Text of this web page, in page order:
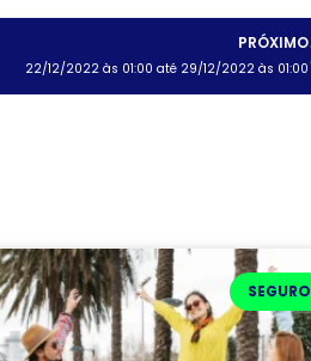
PRÓXIMO
22/12/2022 às 01:00 até 29/12/2022 às 01:00
SEGURO